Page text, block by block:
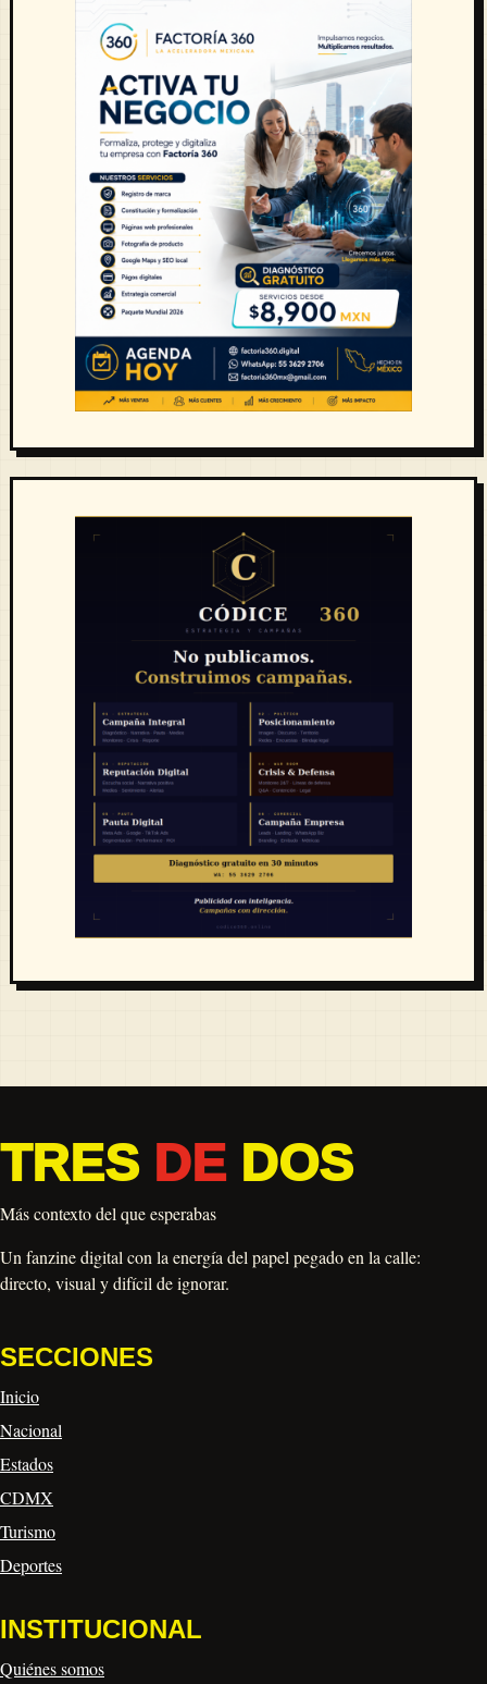
TRES DEDOS
Más contexto del que esperabas
Un fanzine digital con la energía del papel pegado en la calle:
directo, visual y difícil de ignorar.
SECCIONES
Inicio
Nacional
Estados
CDMX
Turismo
Deportes
INSTITUCIONAL
Quiénes somos